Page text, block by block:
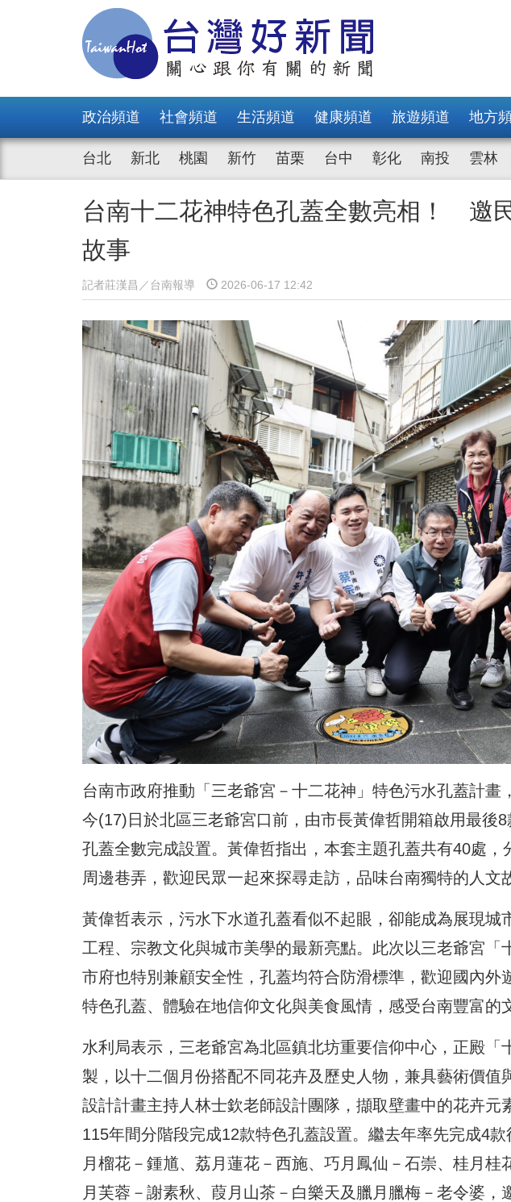
政治頻道 社會頻道 生活頻道 健康頻道 旅遊頻道 地方
台北 新北 桃園 新竹 苗栗 台中 彰化 南投 雲林
台南十二花神特色孔蓋全數亮相！ 邀
故事
記者莊漢昌／台南報導 2026-06-17 12:42
台南市政府推動「三老爺宮－十二花神」特色污水孔蓋計畫
今(17)日於北區三老爺宮口前，由市長黃偉哲開箱啟用最後
孔蓋全數完成設置。黃偉哲指出，本套主題孔蓋共有40處，
周邊巷弄，歡迎民眾一起來探尋走訪，品味台南獨特的人文
黃偉哲表示，污水下水道孔蓋看似不起眼，卻能成為展現城
工程、宗教文化與城市美學的最新亮點。此次以三老爺宮「
市府也特別兼顧安全性，孔蓋均符合防滑標準，歡迎國內外
特色孔蓋、體驗在地信仰文化與美食風情，感受台南豐富的
水利局表示，三老爺宮為北區鎮北坊重要信仰中心，正殿「
製，以十二個月份搭配不同花卉及歷史人物，兼具藝術價值
設計計畫主持人林士欽老師設計團隊，擷取壁畫中的花卉元
115年間分階段完成12款特色孔蓋設置。繼去年率先完成4
月榴花－鍾馗、荔月蓮花－西施、巧月鳳仙－石崇、桂月桂
月芙蓉－謝素秋、葭月山茶－白樂天及臘月臘梅－老令婆，